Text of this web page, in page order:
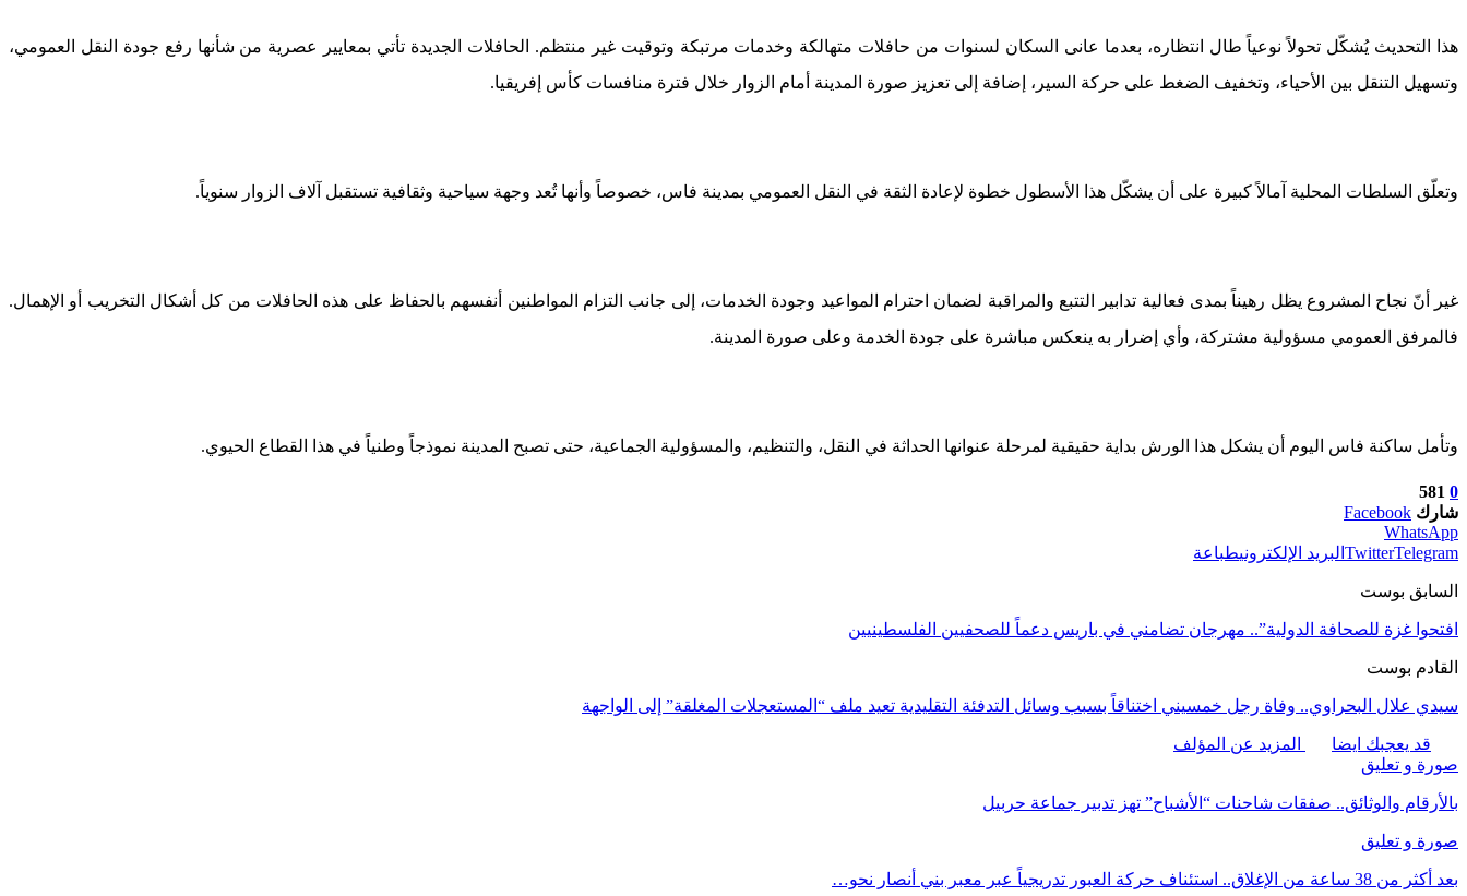
هذا التحديث يُشكّل تحولاً نوعياً طال انتظاره، بعدما عانى السكان لسنوات من حافلات متهالكة وخدمات مرتبكة وتوقيت غير منتظم. الحافلات الجديدة تأتي بمعايير عصرية من شأنها رفع جودة النقل العمومي،
وتسهيل التنقل بين الأحياء، وتخفيف الضغط على حركة السير، إضافة إلى تعزيز صورة المدينة أمام الزوار خلال فترة منافسات كأس إفريقيا.
وتعلّق السلطات المحلية آمالاً كبيرة على أن يشكّل هذا الأسطول خطوة لإعادة الثقة في النقل العمومي بمدينة فاس، خصوصاً وأنها تُعد وجهة سياحية وثقافية تستقبل آلاف الزوار سنوياً.
غير أنّ نجاح المشروع يظل رهيناً بمدى فعالية تدابير التتبع والمراقبة لضمان احترام المواعيد وجودة الخدمات، إلى جانب التزام المواطنين أنفسهم بالحفاظ على هذه الحافلات من كل أشكال التخريب أو الإهمال.
فالمرفق العمومي مسؤولية مشتركة، وأي إضرار به ينعكس مباشرة على جودة الخدمة وعلى صورة المدينة.
وتأمل ساكنة فاس اليوم أن يشكل هذا الورش بداية حقيقية لمرحلة عنوانها الحداثة في النقل، والتنظيم، والمسؤولية الجماعية، حتى تصبح المدينة نموذجاً وطنياً في هذا القطاع الحيوي.
0
581
شارك Facebook
WhatsApp
TwitterTelegram البريد الإلكترونيطباعة
السابق بوست
افتحوا غزة للصحافة الدولية”.. مهرجان تضامني في باريس دعماً للصحفيين الفلسطينيين
القادم بوست
سيدي علال البحراوي.. وفاة رجل خمسيني اختناقاً بسبب وسائل التدفئة التقليدية تعيد ملف “المستعجلات المغلقة” إلى الواجهة
قد يعجبك ايضا
المزيد عن المؤلف
صورة و تعليق
بالأرقام والوثائق.. صفقات شاحنات “الأشباح” تهز تدبير جماعة حربيل
صورة و تعليق
بعد أكثر من 38 ساعة من الإغلاق.. استئناف حركة العبور تدريجياً عبر معبر بني أنصار نحو…